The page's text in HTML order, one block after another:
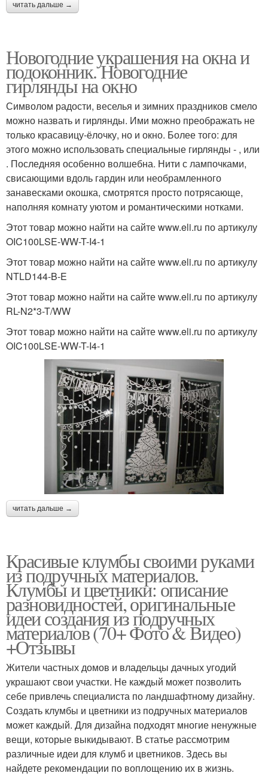
читать дальше →
Новогодние украшения на окна и
подоконник. Новогодние
гирлянды на окно
Символом радости, веселья и зимних праздников смело
можно назвать и гирлянды. Ими можно преображать не
только красавицу-ёлочку, но и окно. Более того: для
этого можно использовать специальные гирлянды - , или
. Последняя особенно волшебна. Нити с лампочками,
свисающими вдоль гардин или необрамленного
занавесками окошка, смотрятся просто потрясающе,
наполняя комнату уютом и романтическими нотками.
Этот товар можно найти на сайте www.eli.ru по артикулу
OIC100LSE-WW-T-I4-1
Этот товар можно найти на сайте www.eli.ru по артикулу
NTLD144-B-E
Этот товар можно найти на сайте www.eli.ru по артикулу
RL-N2*3-T/WW
Этот товар можно найти на сайте www.eli.ru по артикулу
OIC100LSE-WW-T-I4-1
читать дальше →
Красивые клумбы своими руками
из подручных материалов.
Клумбы и цветники: описание
разновидностей, оригинальные
идеи создания из подручных
материалов (70+ Фото & Видео)
+Отзывы
Жители частных домов и владельцы дачных угодий
украшают свои участки. Не каждый может позволить
себе привлечь специалиста по ландшафтному дизайну.
Создать клумбы и цветники из подручных материалов
может каждый. Для дизайна подходят многие ненужные
вещи, которые выкидывают. В статье рассмотрим
различные идеи для клумб и цветников. Здесь вы
найдете рекомендации по воплощению их в жизнь.